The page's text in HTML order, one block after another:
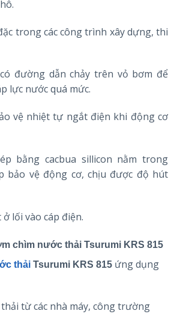
trong các công trình xây dựng, thi
đường dẫn chảy trên vỏ bơm để
lực nước quá mức.
vệ nhiệt tự ngắt điện khi động cơ
bằng cacbua sillicon nằm trong
bảo vệ động cơ, chịu được độ hút
lối vào cáp điện.
chìm nước thải Tsurumi KRS 815
thải Tsurumi KRS 815 ứng dụng
từ các nhà máy, công trường